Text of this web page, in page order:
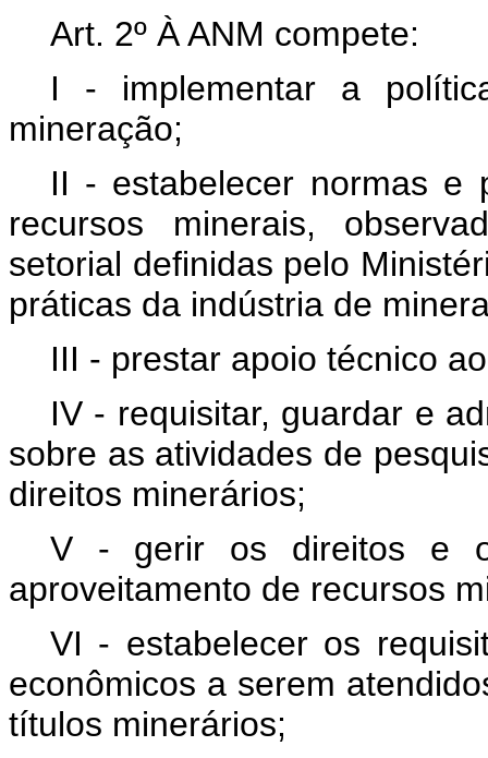
Art. 2º À ANM compete:
I - implementar a
mineração;
II - estabelecer normas e
recursos minerais,
setorial definidas pelo
práticas da indústria de
III - prestar apoio técnico
IV - requisitar, guardar e
sobre as atividades de
direitos minerários;
V - gerir os direitos e
aproveitamento de recursos
VI - estabelecer os
econômicos a serem
títulos minerários;